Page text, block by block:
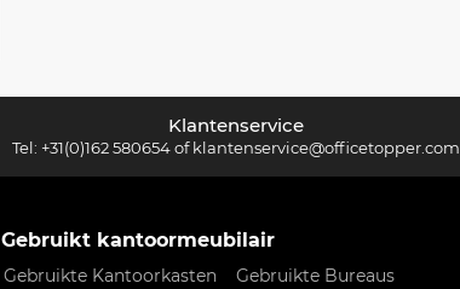
Klantenservice
Tel: +31(0)162 580654ofklantenservice@officetopper.com
Gebruikt kantoormeubilair
Gebruikte Kantoorkasten
Gebruikte Bureaus